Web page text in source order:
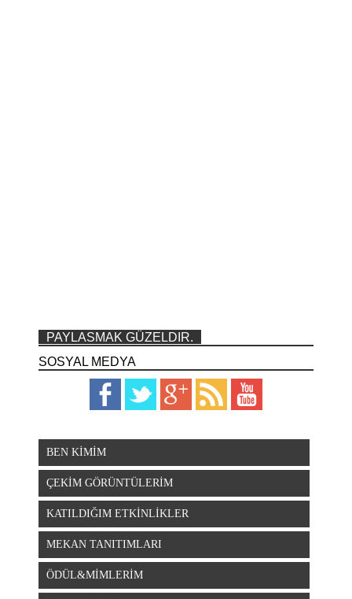
PAYLASMAK GÜZELDIR.
SOSYAL MEDYA
BEN KİMİM
ÇEKİM GÖRÜNTÜLERİM
KATILDIĞIM ETKİNLİKLER
MEKAN TANITIMLARI
ÖDÜL&MİMLERİM